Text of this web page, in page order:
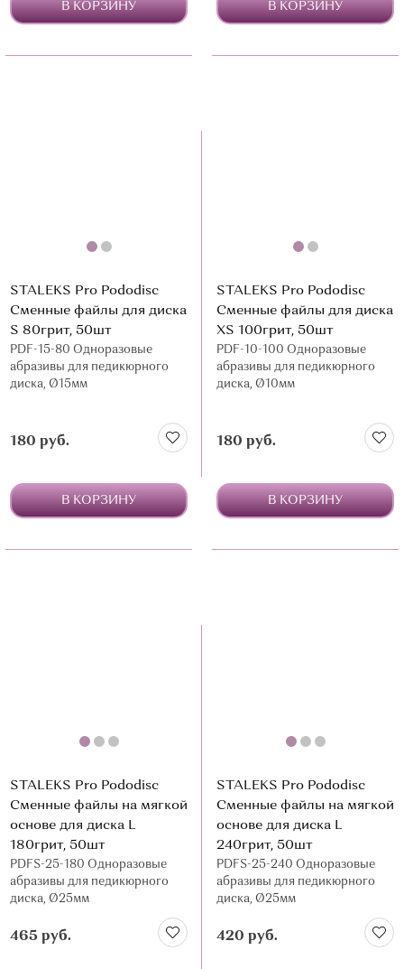
В КОРЗИНУ В КОРЗИНУ
STALEKS Pro Pododisc
Сменные файлы для диска
S 80грит, 50шт
PDF-15-80 Одноразовые
абразивы для педикюрного
диска, Ø15мм
180 руб.
В КОРЗИНУ
STALEKS Pro Pododisc
Сменные файлы для диска
XS 100грит, 50шт
PDF-10-100 Одноразовые
абразивы для педикюрного
диска, Ø10мм
180 руб.
В КОРЗИНУ
STALEKS Pro Pododisc
Сменные файлы на мягкой
основе для диска L
180грит, 50шт
PDFS-25-180 Одноразовые
абразивы для педикюрного
диска, Ø25мм
465 руб.
STALEKS Pro Pododisc
Сменные файлы на мягкой
основе для диска L
240грит, 50шт
PDFS-25-240 Одноразовые
абразивы для педикюрного
диска, Ø25мм
420 руб.